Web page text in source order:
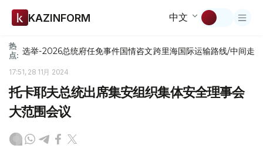
KAZINFORM 中文
热
点: 选举-2026总统府任免事件国情咨文跨里海国际运输路线/中间走廊
17:51, 28 11月 2024
托卡耶夫总统出席集安组织集体安全理事会
大范围会议